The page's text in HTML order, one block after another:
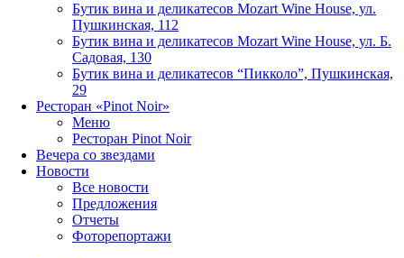
Бутик вина и деликатесов Mozart Wine House, ул.
Пушкинская, 112
Бутик вина и деликатесов Mozart Wine House, ул. Б.
Садовая, 130
Бутик вина и деликатесов “Пикколо”, Пушкинская,
29
Ресторан «Pinot Noir»
Меню
Ресторан Pinot Noir
Вечера со звездами
Новости
Все новости
Предложения
Отчеты
Фоторепортажи